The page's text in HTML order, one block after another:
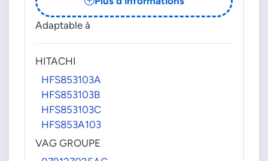
Adaptable à
HITACHI
HFS853103A
HFS853103B
HFS853103C
HFS853A103
VAG GROUPE